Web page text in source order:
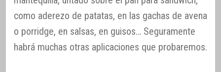
como aderezo de patatas, en las gachas de avena
o porridge, en salsas, en guisos… Seguramente
habrá muchas otras aplicaciones que probaremos.